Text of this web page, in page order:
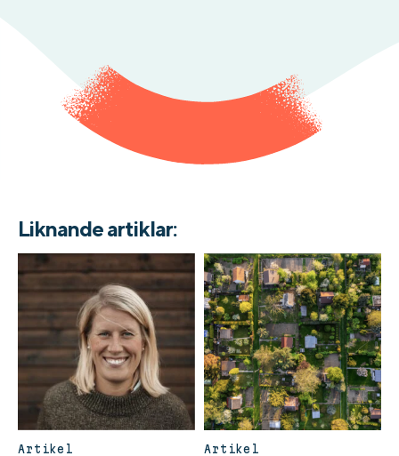
Liknande artiklar:
Artikel Artikel